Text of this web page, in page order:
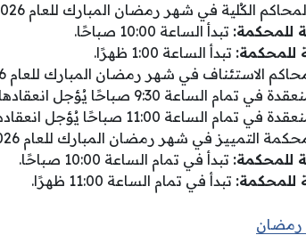
في شهر رمضان المبارك للعام 2026-1447تتمثل كما يلي:
للمحكمة: تبدأ الساعة 10:00 صباحًا.
للمحكمة: تبدأ الساعة 1:00 ظهرًا.
في شهر رمضان المبارك للعام 2026-1447 تتمثل كما يلي:
صباحًا يُؤجل انعقادها إلى الساعة 10:30 صباحًا.
صباحًا يُؤجل انعقادها إلى الساعة 12:00 ظهرًا.
في شهر رمضان المبارك للعام 2026-1447 تتمثل كما يلي:
للمحكمة: تبدأ في تمام الساعة 10:00 صباحًا.
للمحكمة: تبدأ في تمام الساعة 11:00 ظهرًا.
رمضان